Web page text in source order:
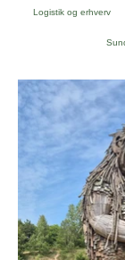
Logistik og erhverv